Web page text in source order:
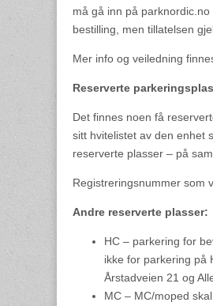
må gå inn på
bestilling, men tillatelsen
Mer info og veiledning
Reserverte
Det finnes noen få
sitt hvitelistet av den enhet
reserverte plasser – på
Registreringsnummer som
Andre reserverte plasser:
HC – parkering for
ikke for parkering på
Årstadveien 21 og
MC – MC/moped